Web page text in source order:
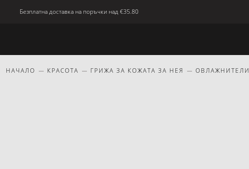
Безплатна доставка на поръчки над€35.80
НАЧАЛО КРАСОТА ГРИЖА ЗА КОЖАТА ЗА НЕЯ
ОВЛАЖНИТЕЛИ